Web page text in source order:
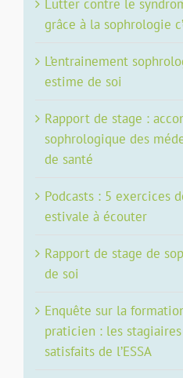
Lutter contre le
grâce à la sophrologie
L’entrainement
estime de soi
Rapport de stage :
sophrologique des
de santé
Podcasts : 5 exercices
estivale à écouter
Rapport de stage de
de soi
Enquête sur la
praticien : les
satisfaits de l’ESSA